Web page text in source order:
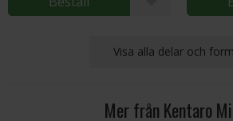
Visa alla delar och
Mer från Kentaro